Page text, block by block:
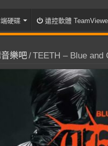
硬碟 遠控軟體
樂吧/TEETH – Blue and